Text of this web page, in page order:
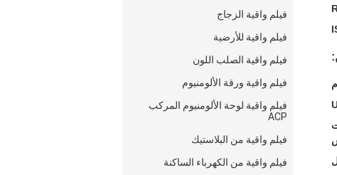
فيلم واقية الزجاج
فيلم واقية للأرضية
فيلم واقية الصلب اللون
فيلم واقية ورقة الألومنيوم
فيلم واقية لوحة الألومنيوم المركب
ACP
فيلم واقية من البلاستيك
فيلم واقية من الكهرباء الساكنة